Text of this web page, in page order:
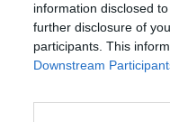
information disclosed
further disclosure of
participants. This
Downstream
το